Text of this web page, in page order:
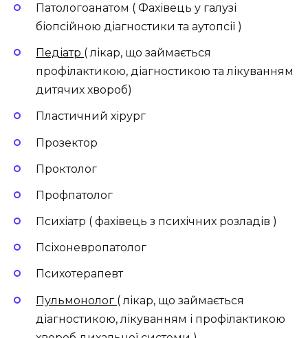
Патологоанатом ( Фахівець у галузі
біопсійною діагностики та аутопсії )
Педіатр ( лікар, що займається
профілактикою, діагностикою та лікуванням
дитячих хвороб)
Пластичний хірург
Прозектор
Проктолог
Профпатолог
Психіатр ( фахівець з психічних розладів )
Псіхоневропатолог
Психотерапевт
Пульмонолог ( лікар, що займається
діагностикою, лікуванням і профілактикою